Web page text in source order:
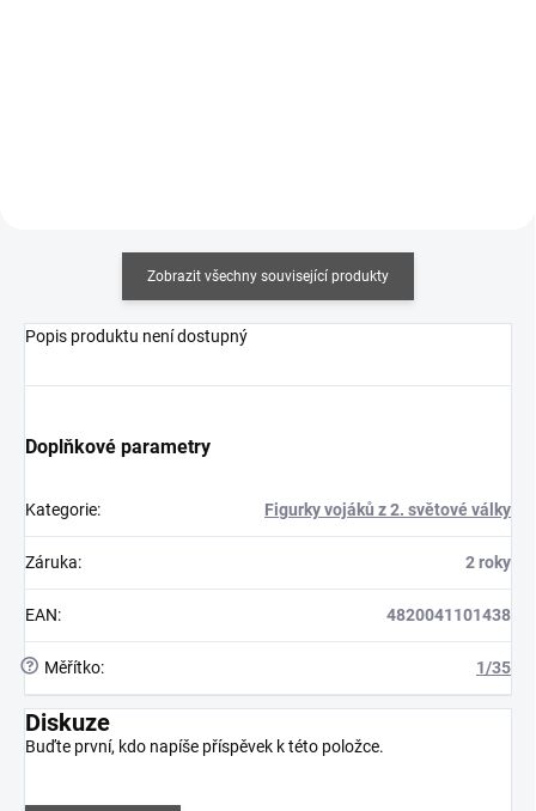
Zobrazit všechny související produkty
Popis produktu není dostupný
Doplňkové parametry
Kategorie: Figurky vojáků z 2. světové války
Záruka: 2 roky
EAN: 4820041101438
? Měřítko: 1/35
Diskuze
Buďte první, kdo napíše příspěvek k této položce.